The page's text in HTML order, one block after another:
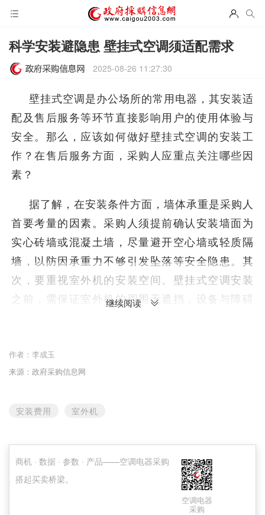
科学安装避隐患 壁挂式空调须适配需求
2025-08-26 11:27:30
壁挂式空调是办公场所的常用电器，其安装适
配及售后服务等环节直接影响用户的使用体验与
安全。那么，应该如何做好壁挂式空调的安装工
作？在售后服务方面，采购人应重点关注哪些因
素？
据了解，在安装条件方面，墙体承重是采购人
首要考量的因素。采购人须提前确认安装墙面为
实心砖墙或混凝土墙，尽量避开空心墙或轻质隔
墙，以防因承重力不够引发坠落等安全隐患。其
次，要重视室外机的安装空间。壁挂式空调安装
之前，需保证室外机的周围无遮挡，设备与障碍
长度。一般来说，室内外机连接管线长度为3米—
5米，若超出此范围，需额外付费，每米管线费用
位置是否需要延长管线。”北京飞荔电器销售有限
在安装壁挂式空调时，采购人需关注电源的适
配性。目前，市场上大多数壁挂式空调需要220V
单相电，但3匹以上机型可能需要380V三相电，
继续阅读
作者： 李成玉
来源：政府采购信息网
安装费用 室外机
商机 · 数据 · 参数 · 产品——空调电器采购
搭起买卖桥梁。
空调电器
采购